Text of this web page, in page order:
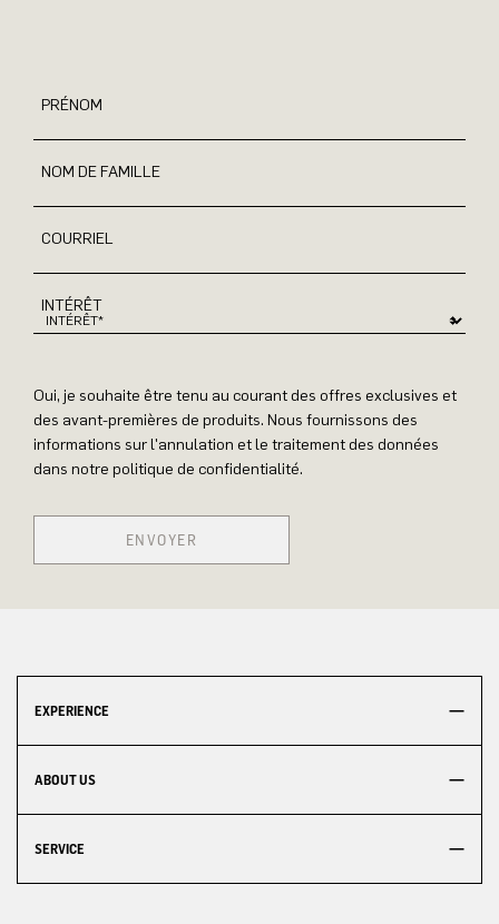
PRÉNOM
NOM DE FAMILLE
COURRIEL
INTÉRÊT
Oui, je souhaite être tenu au courant des offres exclusives et
des avant-premières de produits. Nous fournissons des
informations sur l'annulation et le traitement des données
dans notre politique de confidentialité.
ENVOYER
EXPERIENCE
ABOUT US
SERVICE